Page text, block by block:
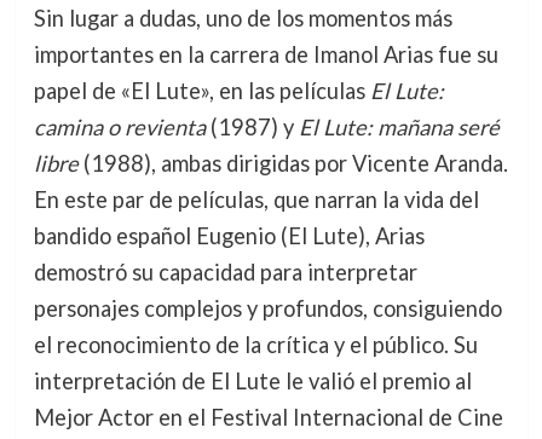
Sin lugar a dudas, uno de los momentos más
importantes en la carrera de Imanol Arias fue su
papel de «El Lute», en las películas El Lute:
camina o revienta(1987) y El Lute: mañana seré
libre(1988), ambas dirigidas por Vicente Aranda.
En este par de películas, que narran la vida del
bandido español Eugenio (El Lute), Arias
demostró su capacidad para interpretar
personajes complejos y profundos, consiguiendo
el reconocimiento de la crítica y el público. Su
interpretación de El Lute le valió el premio al
Mejor Actor en el Festival Internacional de Cine